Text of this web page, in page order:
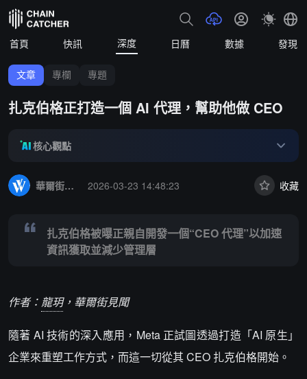
首頁 快訊 深度 日曆 數據 發現
文章 專欄 專題
扎克伯格正打造一個 AI 代理，幫助他做 CEO
核心觀點
華爾街見聞
2026-03-23 14:48:23 收藏
扎克伯格被曝正親自開發一個“CEO 代理”以加速
資訊獲取並減少管理層
作者： 龍玥，華爾街見聞
隨著 AI 技術的深入應用，Meta 正試圖透過打造「AI 原生」
企業來重塑工作方式，而這一切從其 CEO 扎克伯格開始。